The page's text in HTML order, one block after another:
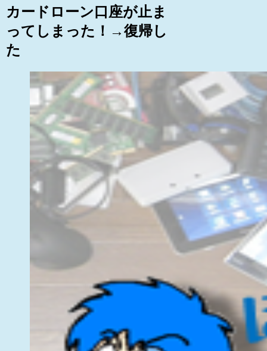
カードローン口座が止ま
ってしまった！→復帰し
た